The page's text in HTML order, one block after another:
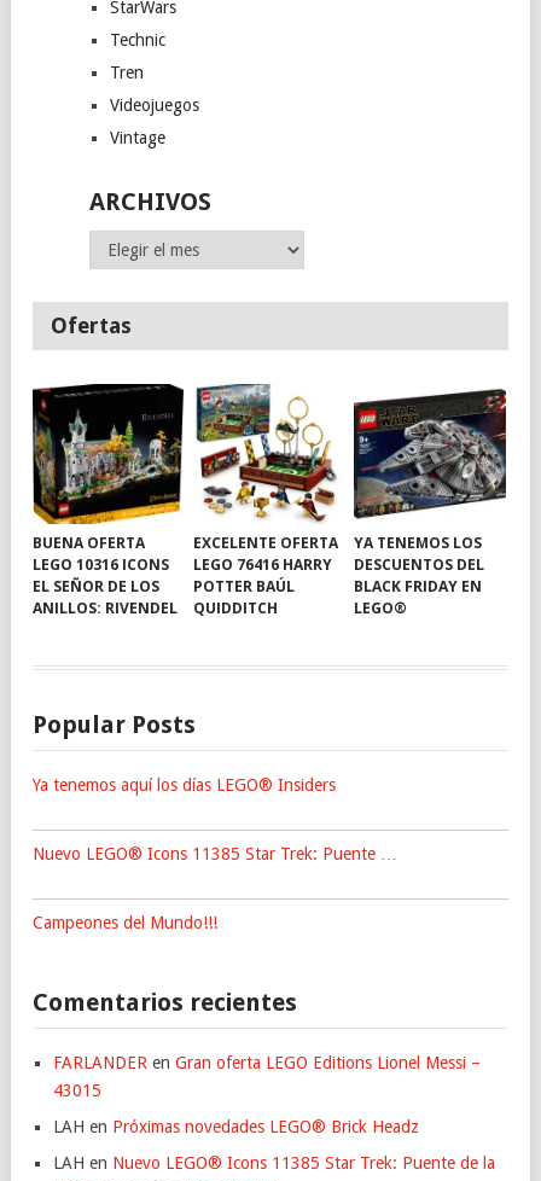
StarWars
Technic
Tren
Videojuegos
Vintage
ARCHIVOS
Archivos
Ofertas
BUENA OFERTA
LEGO 10316 ICONS
EL SEÑOR DE LOS
ANILLOS: RIVENDEL
EXCELENTE OFERTA
LEGO 76416 HARRY
POTTER BAÚL
QUIDDITCH
YA TENEMOS LOS
DESCUENTOS DEL
BLACK FRIDAY EN
LEGO®
Popular Posts
Ya tenemos aquí los días LEGO® Insiders
Nuevo LEGO® Icons 11385 Star Trek: Puente …
Campeones del Mundo!!!
Comentarios recientes
FARLANDER en Gran oferta LEGO Editions Lionel Messi –
43015
LAH en Próximas novedades LEGO® Brick Headz
LAH en Nuevo LEGO® Icons 11385 Star Trek: Puente de la